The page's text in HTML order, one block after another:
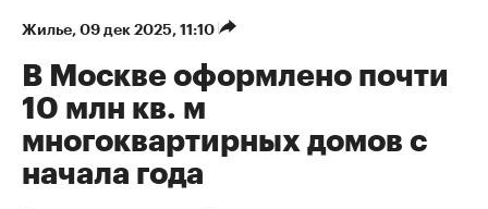
Жилье⁠, 09 дек 2025, 11:10
В Москве оформлено почти
10 млн кв. м
многоквартирных домов с
начала года